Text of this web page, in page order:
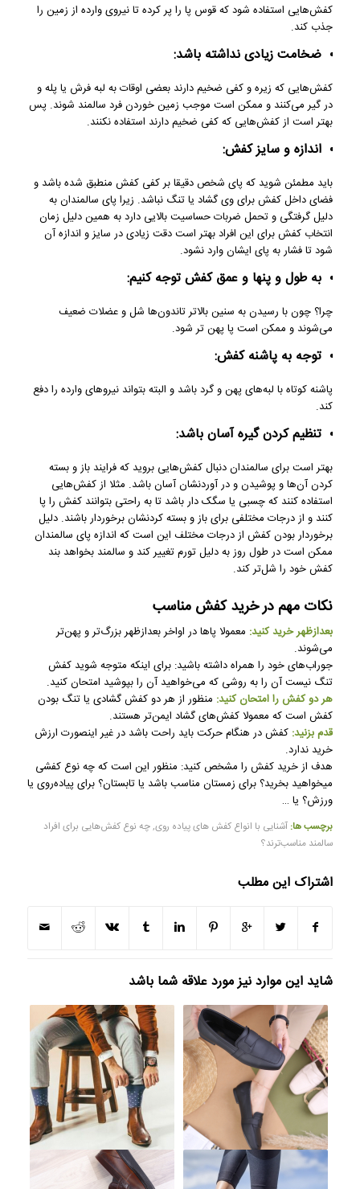
کفش‌هایی استفاده شود که قوس پا را پر کرده تا نیروی وارده از زمین را
جذب کند.
ضخامت زیادی نداشته باشد:
کفش‌هایی که زیره و کفی ضخیم دارند بعضی اوقات به لبه فرش یا پله و
در گیر می‌کنند و ممکن است موجب زمین خوردن فرد سالمند شوند. پس
بهتر است از کفش‌هایی که کفی ضخیم دارند استفاده نکنند.
اندازه و سایز کفش:
باید مطمئن شوید که پای شخص دقیقا بر کفی کفش منطبق شده باشد و
فضای داخل کفش برای وی گشاد یا تنگ نباشد. زیرا پای سالمندان به
دلیل گرفتگی و تحمل ضربات حساسیت بالایی دارد به همین دلیل زمان
انتخاب کفش برای این افراد بهتر است دقت زیادی در سایز و اندازه آن
شود تا فشار به پای ایشان وارد نشود.
به طول و پنها و عمق کفش توجه کنیم:
چرا؟ چون با رسیدن به سنین بالاتر تاندون‌ها شل و عضلات ضعیف
می‌شوند و ممکن است پا پهن تر شود.
توجه به پاشنه کفش:
پاشنه کوتاه با لبه‌های پهن و گرد باشد و البته بتواند نیروهای وارده را دفع
کند.
تنظیم کردن گیره آسان باشد:
بهتر است برای سالمندان دنبال کفش‌هایی بروید که فرایند باز و بسته
کردن آن‌ها و پوشیدن و در آوردنشان آسان باشد. مثلا از کفش‌هایی
استفاده کنند که چسبی یا سگک دار باشد تا به راحتی بتوانند کفش را پا
کنند و از درجات مختلفی برای باز و بسته کردنشان برخوردار باشند. دلیل
برخوردار بودن کفش از درجات مختلف این است که اندازه پای سالمندان
ممکن است در طول روز به دلیل تورم تغییر کند و سالمند بخواهد بند
کفش خود را شل‌تر کند.
نکات مهم در خرید کفش مناسب
بعدازظهر خرید کنید: معمولا پاها در اواخر بعدازظهر بزرگ‌تر و پهن‌تر
می‌شوند.
جوراب‌های خود را همراه داشته باشید: برای اینکه متوجه شوید کفش
تنگ نیست آن را به روشی که می‌خواهید آن را بپوشید امتحان کنید.
هر دو کفش را امتحان کنید: منظور از هر دو کفش گشادی یا تنگ بودن
کفش است که معمولا کفش‌های گشاد ایمن‌تر هستند.
قدم بزنید: کفش در هنگام حرکت باید راحت باشد در غیر اینصورت ارزش
خرید ندارد.
هدف از خرید کفش را مشخص کنید: منظور این است که چه نوع کفشی
میخواهید بخرید؟ برای زمستان مناسب باشد یا تابستان؟ برای پیاده‌روی یا
ورزش؟ یا …
برچسب ها: آشنایی با انواع کفش های پیاده روی,چه نوع کفش‌هایی برای افراد
سالمند مناسب‌ترند؟
اشتراک این مطلب
شاید این موارد نیز مورد علاقه شما باشد